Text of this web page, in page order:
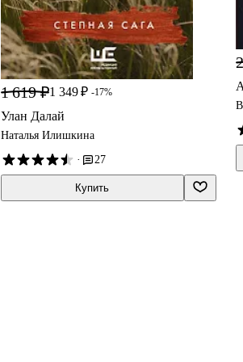
1 619 ₽1 349 ₽ -17%
Улан Далай
Наталья Илишкина
·
27
Купить